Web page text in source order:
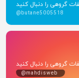
گروهی را دنبال کنید
@butane5005518
گروهی را دنبال کنید
@mahdisweb